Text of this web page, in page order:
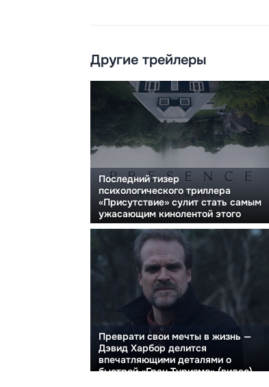
Другие трейлеры
Последний тизер
психологического триллера
«Присутствие» сулит стать самым
ужасающим кинолентой этого
года.
Преврати свои мечты в жизнь —
Дэвид Харбор делится
впечатляющими деталями о
быстрой «Гран Туризмо» (видео)